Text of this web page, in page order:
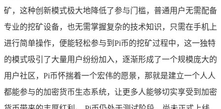
矿，这种创新模式极大地降低了参与门槛，普通用户无需配备
专业的挖矿设备，也无需掌握复杂的技术知识，只需在手机上
进行简单操作，便能轻松参与到Pi币的挖矿过程中，这一独特
的模式吸引了大量用户纷纷加入，逐渐形成了一个规模庞大的
用户社区，Pi币怀揣着一个宏伟的愿景，那就是建立一个人人
都能参与的加密货币生态系统，让更多人能够切实享受到加密